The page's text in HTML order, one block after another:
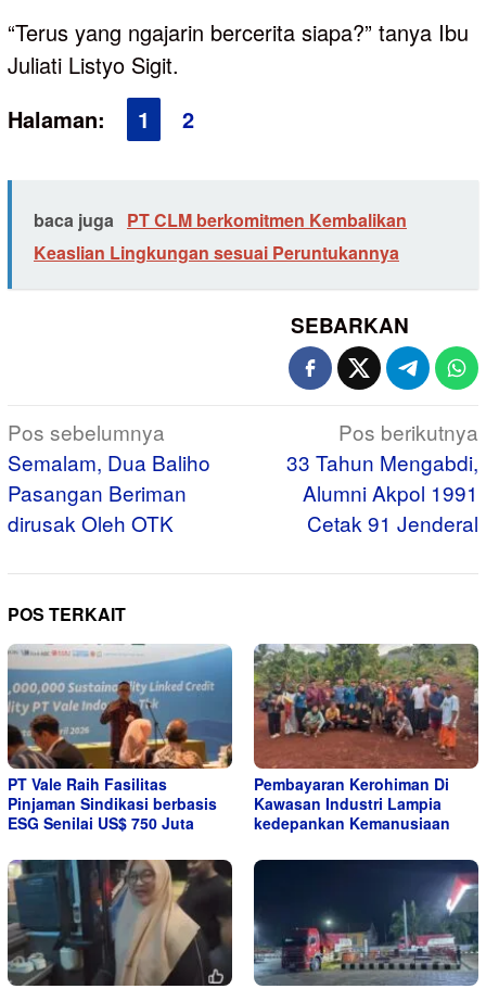
“Terus yang ngajarin bercerita siapa?” tanya Ibu
Juliati Listyo Sigit.
Halaman:
1 2
baca juga
PT CLM berkomitmen Kembalikan
Keaslian Lingkungan sesuai Peruntukannya
SEBARKAN
Navigasi
pos
Pos sebelumnya
Semalam, Dua Baliho
Pasangan Beriman
dirusak Oleh OTK
Pos berikutnya
33 Tahun Mengabdi,
Alumni Akpol 1991
Cetak 91 Jenderal
POS TERKAIT
PT Vale Raih Fasilitas
Pinjaman Sindikasi berbasis
ESG Senilai US$ 750 Juta
Pembayaran Kerohiman Di
Kawasan Industri Lampia
kedepankan Kemanusiaan